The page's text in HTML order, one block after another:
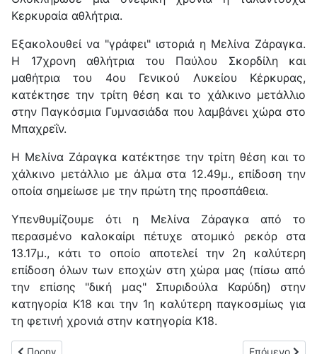
Κερκυραία αθλήτρια.
Εξακολουθεί να "γράφει" ιστοριά η Μελίνα Ζάραγκα.
Η 17χρονη αθλήτρια του Παύλου Σκορδίλη και
μαθήτρια του 4ου Γενικού Λυκείου Κέρκυρας,
κατέκτησε την τρίτη θέση και το χάλκινο μετάλλιο
στην Παγκόσμια Γυμνασιάδα που λαμβάνει χώρα στο
Μπαχρεΐν.
Η Μελίνα Ζάραγκα κατέκτησε την τρίτη θέση και το
χάλκινο μετάλλιο με άλμα στα 12.49μ., επίδοση την
οποία σημείωσε με την πρώτη της προσπάθεια.
Υπενθυμίζουμε ότι η Μελίνα Ζάραγκα από το
περασμένο καλοκαίρι πέτυχε ατομικό ρεκόρ στα
13.17μ., κάτι το οποίο αποτελεί την 2η καλύτερη
επίδοση όλων των εποχών στη χώρα μας (πίσω από
την επίσης "δική μας" Σπυριδούλα Καρύδη) στην
κατηγορία Κ18 και την 1η καλύτερη παγκοσμίως για
τη φετινή χρονιά στην κατηγορία Κ18.
Προηγούμενο άρθρο: 3η θέση στην Παγκόσμια γυμνασιάδα για
Επόμενο